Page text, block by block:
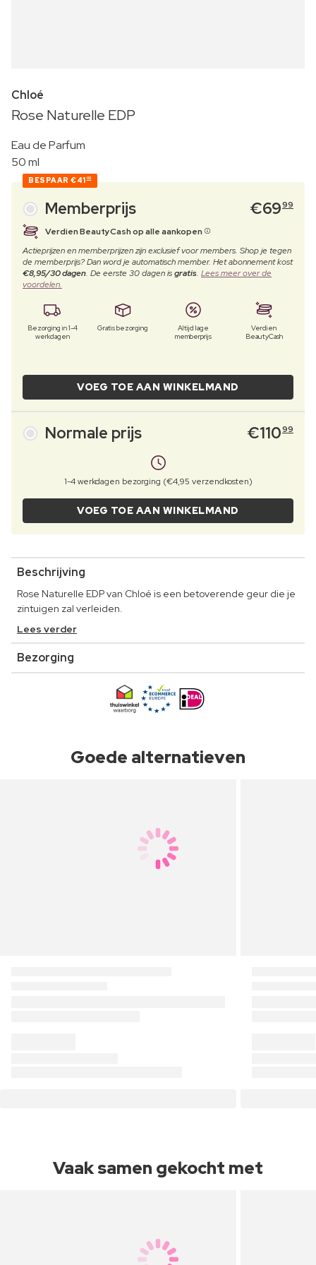
Chloé
Rose Naturelle EDP
Eau de Parfum
50 ml
BESPAAR €41 00
Memberprijs €6999
Verdien BeautyCash op alle aankopen
Actieprijzen en memberprijzen zijn exclusief voor members. Shop je tegen
de memberprijs? Dan word je automatisch member. Het abonnement kost
€8,95/30 dagen. De eerste 30 dagen isgratis. Lees meer over de
voordelen.
Bezorging in 1-4
werkdagen
Gratis bezorging
Altijd lage
memberprijs
Verdien
BeautyCash
VOEG TOE AAN WINKELMAND
Normale prijs €11099
1-4 werkdagen bezorging (€4,95 verzendkosten)
VOEG TOE AAN WINKELMAND
Beschrijving
Rose Naturelle EDP van Chloé is een betoverende geur die je
zintuigen zal verleiden.
Lees verder
Bezorging
Goede alternatieven
Vaak samen gekocht met